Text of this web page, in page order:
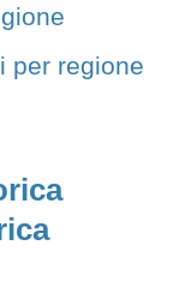
per regione